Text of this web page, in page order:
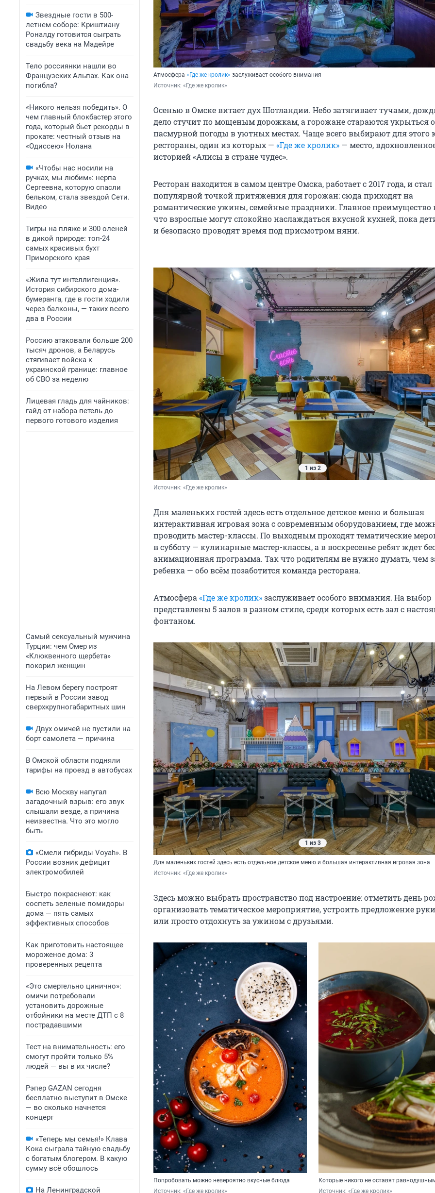
Звездные гости в 500-
летнем соборе: Криштиану
Роналду готовится сыграть
свадьбу века на Мадейре
Тело россиянки нашли во
Французских Альпах. Как она
погибла?
«Никого нельзя победить». О
чем главный блокбастер этого
года, который бьет рекорды в
прокате: честный отзыв на
«Одиссею» Нолана
«Чтобы нас носили на
ручках, мы любим»: нерпа
Сергеевна, которую спасли
бельком, стала звездой Сети.
Видео
Тигры на пляже и 300 оленей
в дикой природе: топ-24
самых красивых бухт
Приморского края
«Жила тут интеллигенция».
История сибирского дома-
бумеранга, где в гости ходили
через балконы, — таких всего
два в России
Россию атаковали больше 200
тысяч дронов, а Беларусь
стягивает войска к
украинской границе: главное
об СВО за неделю
Лицевая гладь для чайников:
гайд от набора петель до
первого готового изделия
Самый сексуальный мужчина
Турции: чем Омер из
«Клюквенного щербета»
покорил женщин
На Левом берегу построят
первый в России завод
сверхкрупногабаритных шин
Двух омичей не пустили на
борт самолета — причина
В Омской области подняли
тарифы на проезд в автобусах
Всю Москву напугал
загадочный взрыв: его звук
слышали везде, а причина
неизвестна. Что это могло
быть
«Смели гибриды Voyah». В
России возник дефицит
электромобилей
Быстро покраснеют: как
соспеть зеленые помидоры
дома — пять самых
эффективных способов
Как приготовить настоящее
мороженое дома: 3
проверенных рецепта
«Это смертельно цинично»:
омичи потребовали
установить дорожные
отбойники на месте ДТП с 8
пострадавшими
Тест на внимательность: его
смогут пройти только 5%
людей — вы в их числе?
Рэпер GAZAN сегодня
бесплатно выступит в Омске
— во сколько начнется
концерт
«Теперь мы семья!» Клава
Кока сыграла тайную свадьбу
с богатым блогером. В какую
сумму всё обошлось
На Ленинградской
Атмосфера «Где же кролик» заслуживает особого внимания
Источник: «Где же кролик»
Осенью в Омске витает дух Шотландии. Небо затягивает тучами,
дело стучит по мощеным дорожкам, а горожане стараются укрыться
пасмурной погоды в уютных местах. Чаще всего выбирают для этого
рестораны, один из которых — «Где же кролик» — место,
историей «Алисы в стране чудес».
Ресторан находится в самом центре Омска, работает с 2017 года, и стал
популярной точкой притяжения для горожан: сюда приходят на
романтические ужины, семейные праздники. Главное преимущество
что взрослые могут спокойно наслаждаться вкусной кухней, пока
и безопасно проводят время под присмотром няни.
1 из 2
Источник: «Где же кролик»
Для маленьких гостей здесь есть отдельное детское меню и большая
интерактивная игровая зона с современным оборудованием, где
проводить мастер-классы. По выходным проходят тематические
в субботу — кулинарные мастер-классы, а в воскресенье ребят ждет
анимационная программа. Так что родителям не нужно думать, чем
ребенка — обо всём позаботится команда ресторана.
Атмосфера «Где же кролик»заслуживает особого внимания. На выбор
представлены 5 заловв разном стиле, среди которых есть зал с
фонтаном.
1 из 3
Для маленьких гостей здесь есть отдельное детское меню и большая интерактивная игровая зона
Источник: «Где же кролик»
Здесь можно выбрать пространство под настроение: отметить день
организовать тематическое мероприятие, устроить предложение
или просто отдохнуть за ужином с друзьями.
Попробовать можно невероятно вкусные блюда
Источник: «Где же кролик»
Которые никого не оставят
Источник: «Где же кролик»